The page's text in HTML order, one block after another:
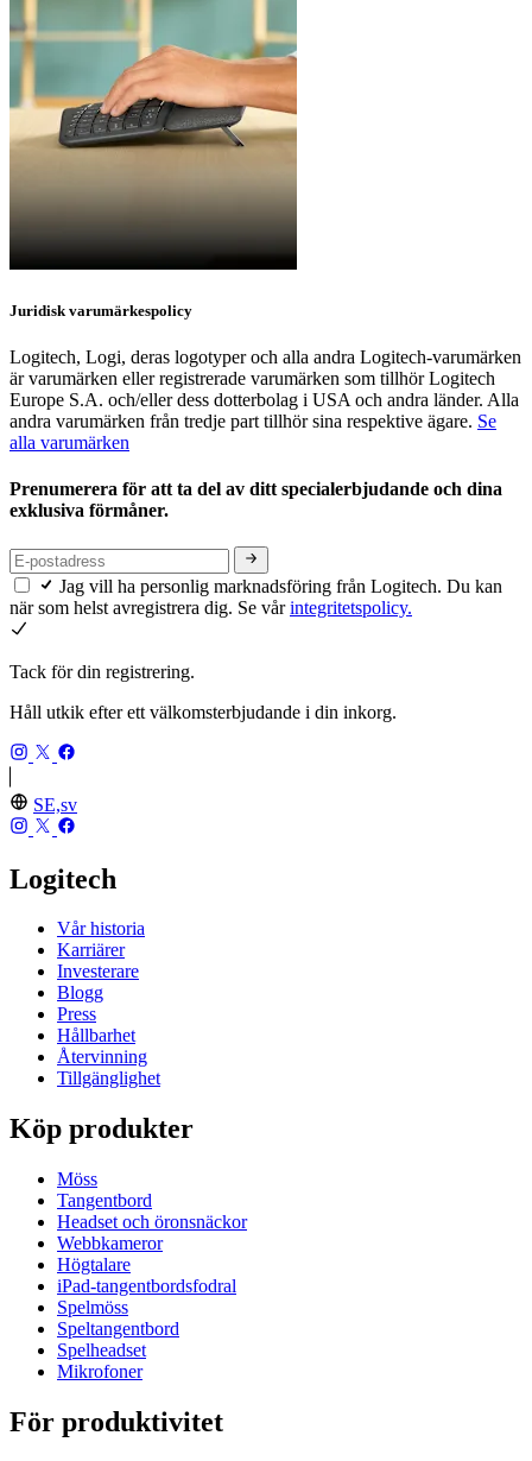
Juridisk varumärkespolicy
Logitech, Logi, deras logotyper och alla andra Logitech-varumärken
är varumärken eller registrerade varumärken som tillhör Logitech
Europe S.A. och/eller dess dotterbolag i USA och andra länder. Alla
andra varumärken från tredje part tillhör sina respektive ägare. Se
alla varumärken
Prenumerera för att ta del av ditt specialerbjudande och dina
exklusiva förmåner.
Jag vill ha personlig marknadsföring från Logitech. Du kan
när som helst avregistrera dig. Se vårintegritetspolicy.
Tack för din registrering.
Håll utkik efter ett välkomsterbjudande i din inkorg.
SE,sv
Logitech
Vår historia
Karriärer
Investerare
Blogg
Press
Hållbarhet
Återvinning
Tillgänglighet
Köp produkter
Möss
Tangentbord
Headset och öronsnäckor
Webbkameror
Högtalare
iPad-tangentbordsfodral
Spelmöss
Speltangentbord
Spelheadset
Mikrofoner
För produktivitet